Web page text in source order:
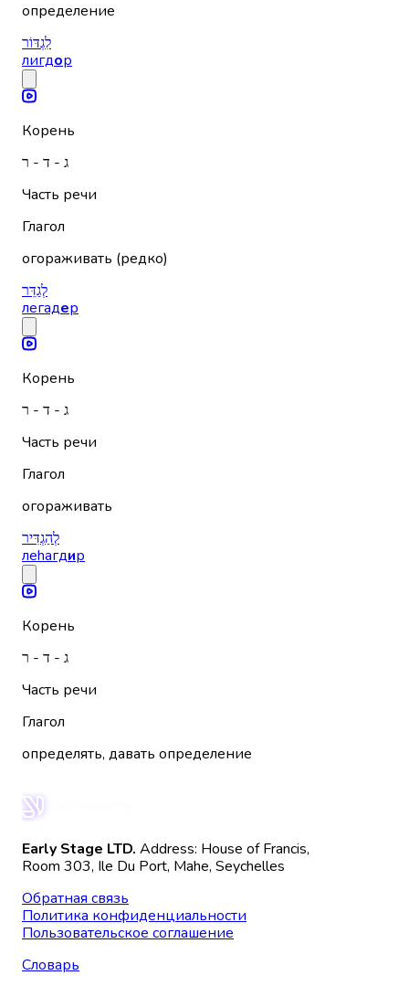
определение
לִגְדּוֹר
лигдор
Корень
ג - ד - ר
Часть речи
Глагол
огораживать (редко)
לְגַדֵּר
легадер
Корень
ג - ד - ר
Часть речи
Глагол
огораживать
לְהַגְדִּיר
леhагдир
Корень
ג - ד - ר
Часть речи
Глагол
определять, давать определение
Early Stage LTD. Address: House of Francis,
Room 303, Ile Du Port, Mahe, Seychelles
Обратная связь
Политика конфиденциальности
Пользовательское соглашение
Словарь